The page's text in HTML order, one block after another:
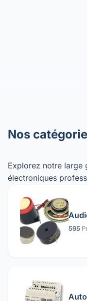
Nos
Explorez notre large
électroniques
595